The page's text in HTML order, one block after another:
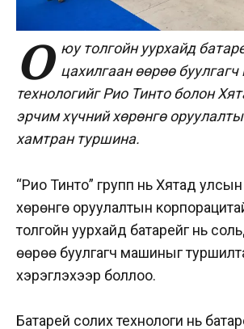
О юу толгойн уурхайд
цахилгаан өөрөө
технологийг Рио Тинто болон
эрчим хүчний хөрөнгө
хамтран туршина.
“Рио Тинто” групп нь Хятад
хөрөнгө оруулалтын
толгойн уурхайд батарейг нь
өөрөө буулгагч машиныг
хэрэглэхээр боллоо.
Батарей солих технологи нь